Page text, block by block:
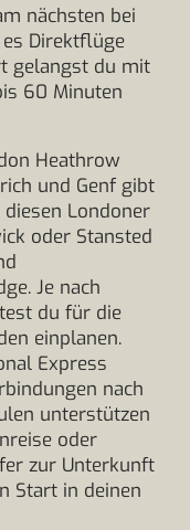
nächsten bei
Direktflüge
gelangst du mit
60 Minuten
Heathrow
und Genf gibt
Londoner
oder Stansted
Je nach
du für die
einplanen.
Express
nach
unterstützen
oder
zur Unterkunft
Start in deinen